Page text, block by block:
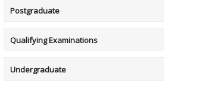
Postgraduate
Qualifying Examinations
Undergraduate